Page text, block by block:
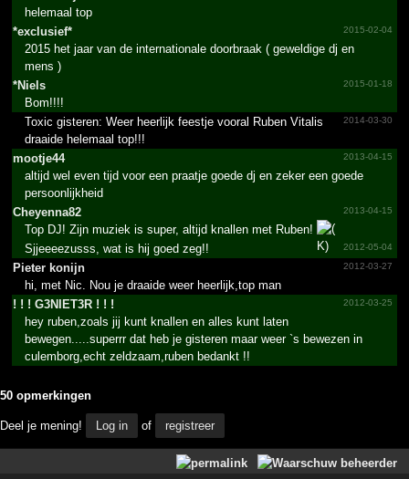
helemaal top
*exclusief*
2015-02-04
2015 het jaar van de internationale doorbraak ( geweldige dj en
mens )
*Niels
2015-01-18
Bom!!!!
2014-03-30
Toxic gisteren: Weer heerlijk feestje vooral Ruben Vitalis
draaide helemaal top!!!
mootje44
2013-04-15
altijd wel even tijd voor een praatje goede dj en zeker een goede
persoonlijkheid
Cheyenna82
2013-04-15
Top DJ! Zijn muziek is super, altijd knallen met Ruben!
2012-05-04
Sjjeeeezusss, wat is hij goed zeg!!
Pieter konijn
2012-03-27
hi, met Nic. Nou je draaide weer heerlijk,top man
!­ !­ !­ G3NIET3R !­ !­ !­
2012-03-25
hey ruben,zoals jij kunt knallen en alles kunt laten
bewegen.....superrr dat heb je gisteren maar weer `s bewezen in
culemborg,echt zeldzaam,ruben bedankt !!
50 opmerkingen
Deel je mening! Log in of registreer